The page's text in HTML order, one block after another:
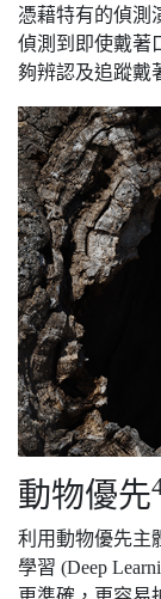
憑藉特有的偵測
偵測到即使戴著
夠辨認及追蹤戴
動物優先
利用動物優先主
學習 (Deep